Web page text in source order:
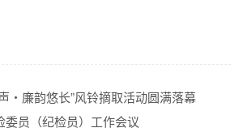
・廉韵悠长”风铃摘取活动圆满落幕
委员（纪检员）工作会议